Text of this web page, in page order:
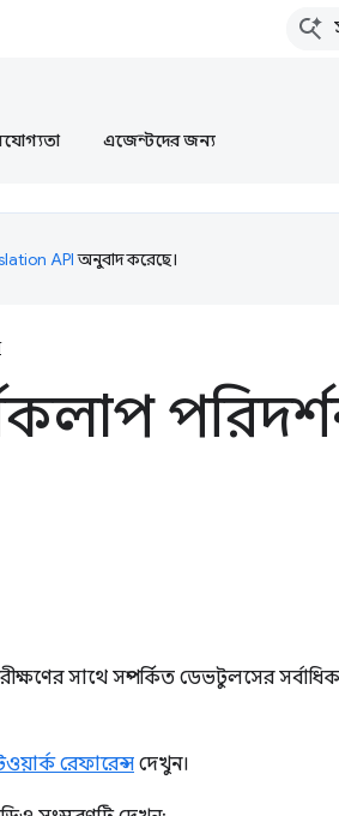
এজেন্টদের জন্য
APIঅনুবাদ করেছে।
সাথে সম্পর্কিত ডেভটুলসের
রেফারেন্স দেখুন।